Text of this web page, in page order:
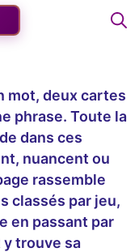
mot, deux cartes
phrase. Toute la
dans ces
nuancent ou
rassemble
classés par jeu,
en passant par
trouve sa